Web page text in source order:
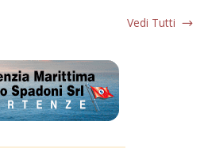
Vedi Tutti